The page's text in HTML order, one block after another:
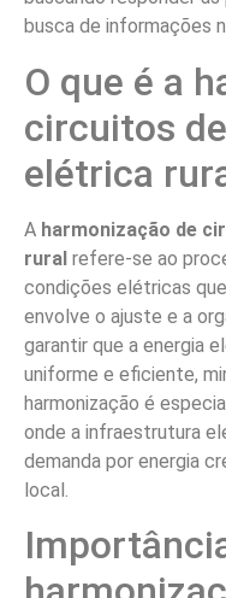
as melhorias e
Como
empresa
de circuitosé vital
algumas dicas:
Experiência:
experiência em
Referências:
avaliações de
Certificações:
certificações
oferecer suporte
do projeto.